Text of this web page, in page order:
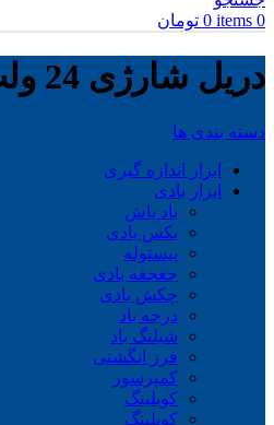
0
items
0 تومان
دریل شارژی 24 ولت
دسته بندی ها
ابزار اندازه گیری
ابزار بادی
باد پاش
بکس بادی
پیستوله
جغجغه بادی
چکش بادی
درجه باد
شیلنگ باد
فرز انگشتی
کمپرسور
کوبلینگ
کوپلینگ